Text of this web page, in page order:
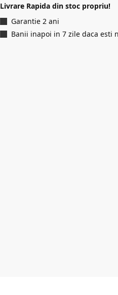
Livrare Rapida din stoc propriu!
Garantie 2 ani
Banii inapoi in 7 zile daca esti